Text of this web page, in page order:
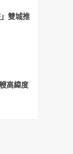
雙城推
高緯度